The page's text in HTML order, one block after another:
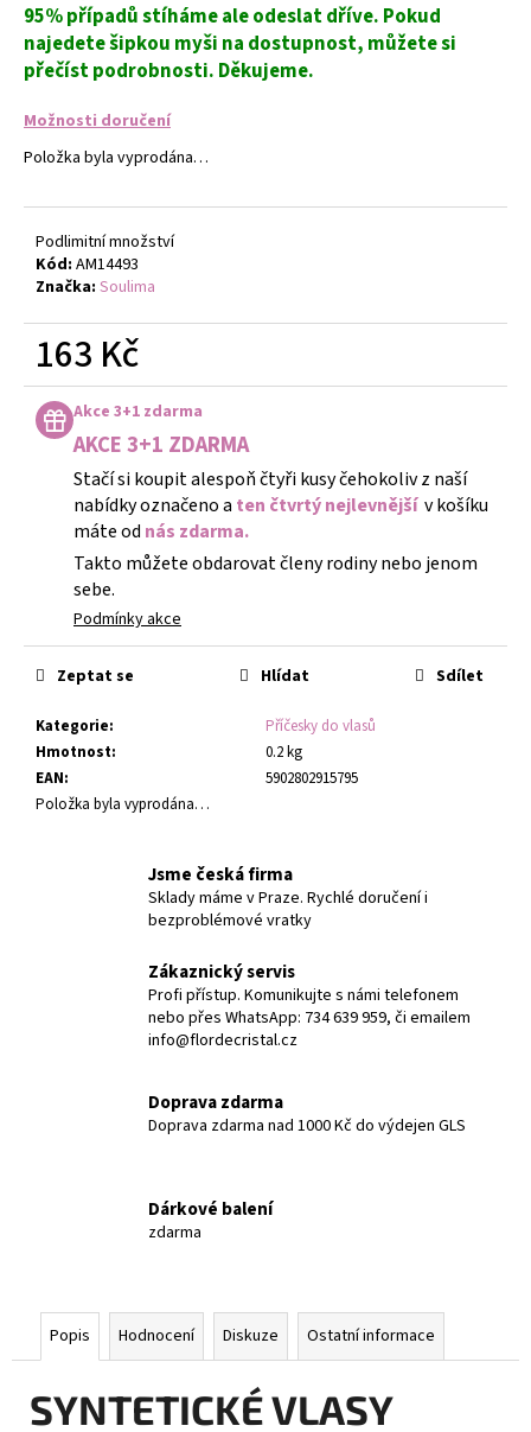
95% případů stíháme ale odeslat dříve. Pokud
najedete šipkou myši na dostupnost, můžete si
přečíst podrobnosti. Děkujeme.
Možnosti doručení
Položka byla vyprodána…
Podlimitní množství
Kód: AM14493
Značka: Soulima
163 Kč
Měrná
cena:Akce 3+1 zdarma
AKCE 3+1 ZDARMA
Stačí si koupit alespoň čtyři kusy čehokoliv z naší
nabídky označeno a ten čtvrtý nejlevnější v košíku
máte od nás zdarma.
Takto můžete obdarovat členy rodiny nebo jenom
sebe.
Podmínky akce
Kategorie:
Příčesky do vlasů
Hmotnost:
0.2 kg
EAN:
5902802915795
Položka byla vyprodána…
Zeptat se Hlídat Sdílet
Jsme česká firma
Sklady máme v Praze. Rychlé doručení i
bezproblémové vratky
Zákaznický servis
Profi přístup. Komunikujte s námi telefonem
nebo přes WhatsApp: 734 639 959, či emailem
info@flordecristal.cz
Doprava zdarma
Doprava zdarma nad 1000 Kč do výdejen GLS
Dárkové balení
zdarma
Popis Hodnocení Diskuze Ostatní informace
SYNTETICKÉ VLASY
NÁRAMEK
Z
PRAVÝCH
ACHÁT
A
UNISEX
149
Kč